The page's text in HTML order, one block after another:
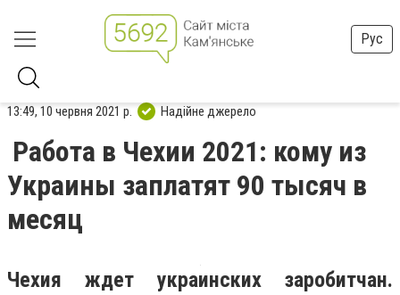
Рус
13:49, 10 червня 2021 р. Надійне джерело
Работа в Чехии 2021: кому из
Украины заплатят 90 тысяч в
месяц
Чехия ждет украинских заробитчан.